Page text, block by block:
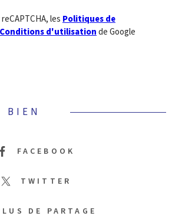
les Politiques de
Conditions d'utilisationde Google
BIEN
FACEBOOK
TWITTER
DE PARTAGE